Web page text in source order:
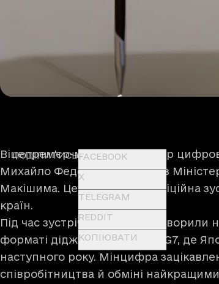
ПОДІЛИТИСЬFACEBOOK
X
TELEGRAM
REDDIT
КОПІЮВАТИ
Віцепрем'єр-міністр — Міністр
Михайло Федоров зустрівся з
Макішима. Це була перша офіційна
країн.
Під час зустрічі міністри
форматі діджитал, міністрів G7, де
наступного року. Мінцифра
співробітництва й обміні